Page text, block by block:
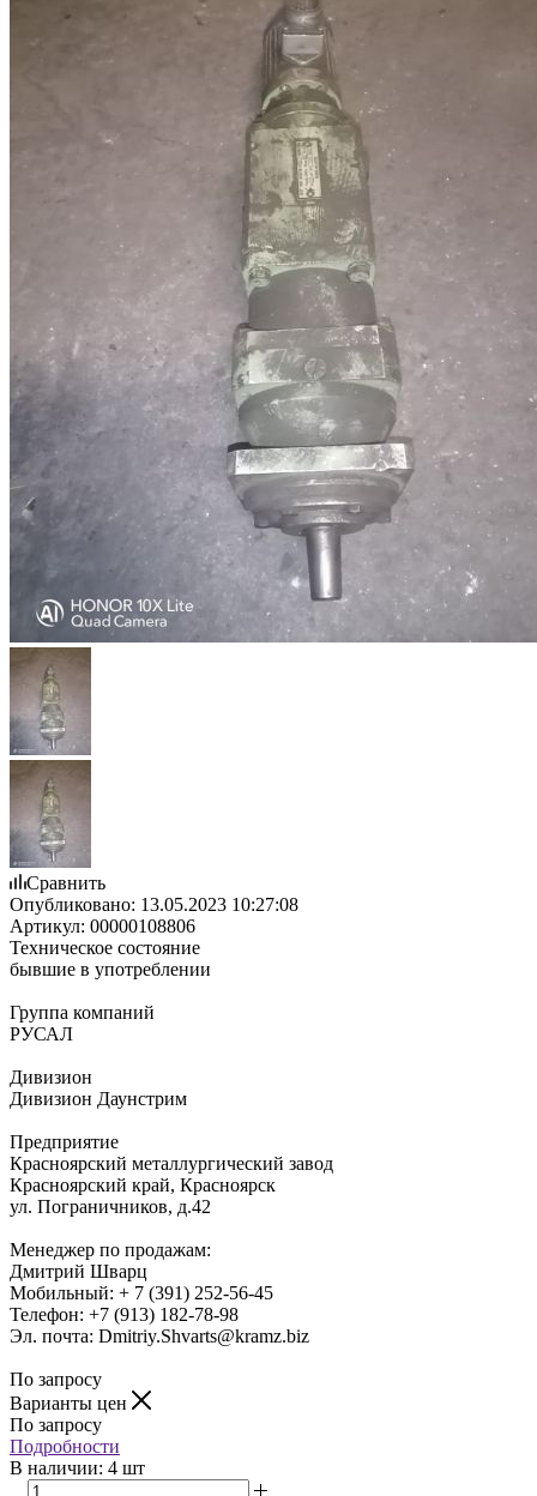
Сравнить
Опубликовано: 13.05.2023 10:27:08
Артикул: 00000108806
Техническое состояние
бывшие в употреблении
Группа компаний
РУСАЛ
Дивизион
Дивизион Даунстрим
Предприятие
Красноярский металлургический завод
Красноярский край, Красноярск
ул. Пограничников, д.42
Менеджер по продажам:
Дмитрий Шварц
Мобильный: + 7 (391) 252-56-45
Телефон: +7 (913) 182-78-98
Эл. почта: Dmitriy.Shvarts@kramz.biz
По запросу
Варианты цен
По запросу
Подробности
В наличии: 4 шт